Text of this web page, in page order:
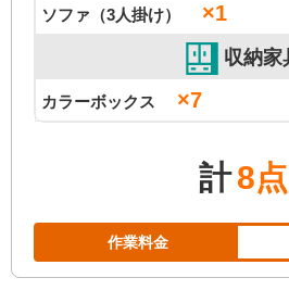
ソファ（3人掛け） ×1
収納家
カラーボックス ×7
計8点
作業料金